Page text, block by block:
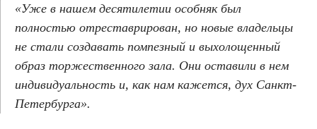
«Уже в нашем десятилетии особняк был
полностью отреставрирован, но новые владельцы
не стали создавать помпезный и выхолощенный
образ торжественного зала. Они оставили в нем
индивидуальность и, как нам кажется, дух Санкт-
Петербурга».